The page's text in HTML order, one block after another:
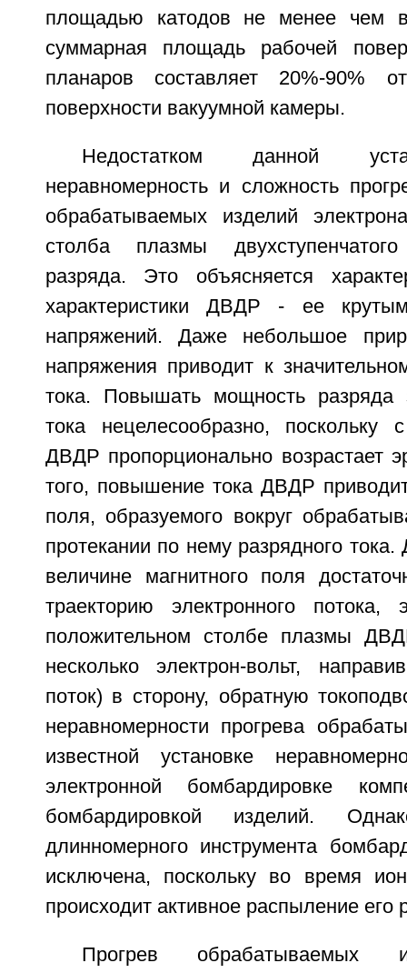
площадью катодов не менее чем
суммарная площадь рабочей
планаров составляет 20%-90%
поверхности вакуумной камеры.
Недостатком данной
неравномерность и сложность
обрабатываемых изделий
столба плазмы двухступенчатого
разряда. Это объясняется
характеристики ДВДР - ее
напряжений. Даже небольшое
напряжения приводит к
тока. Повышать мощность разряда
тока нецелесообразно, поскольку
ДВДР пропорционально возрастает
того, повышение тока ДВДР
поля, образуемого вокруг
протекании по нему разрядного
величине магнитного поля
траекторию электронного потока,
положительном столбе плазмы
несколько электрон-вольт,
поток) в сторону, обратную
неравномерности прогрева
известной установке
электронной бомбардировке
бомбардировкой изделий.
длинномерного инструмента
исключена, поскольку во время
происходит активное распыление его
Прогрев обрабатываемых